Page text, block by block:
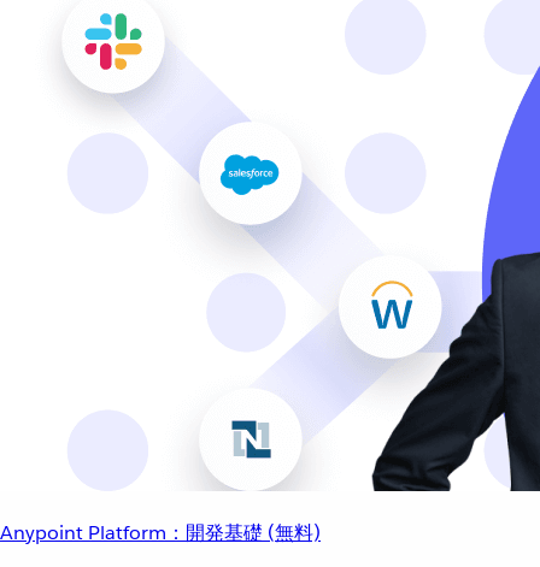
Anypoint Platform：開発基礎 (無料)